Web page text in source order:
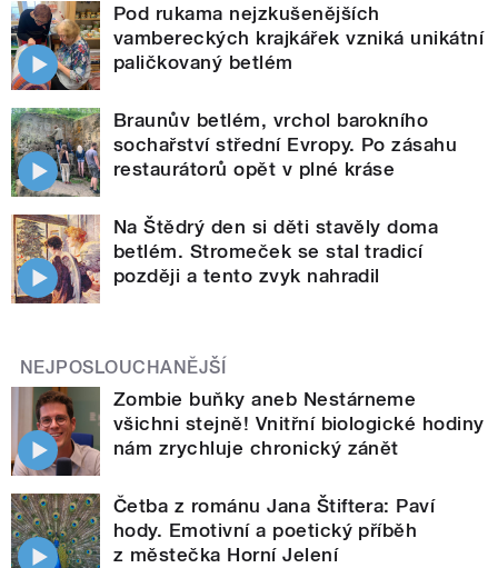
Pod rukama nejzkušenějších
vambereckých krajkářek vzniká unikátní
paličkovaný betlém
Braunův betlém, vrchol barokního
sochařství střední Evropy. Po zásahu
restaurátorů opět v plné kráse
Na Štědrý den si děti stavěly doma
betlém. Stromeček se stal tradicí
později a tento zvyk nahradil
NEJPOSLOUCHANĚJŠÍ
Zombie buňky aneb Nestárneme
všichni stejně! Vnitřní biologické hodiny
nám zrychluje chronický zánět
Četba z románu Jana Štiftera: Paví
hody. Emotivní a poetický příběh
z městečka Horní Jelení